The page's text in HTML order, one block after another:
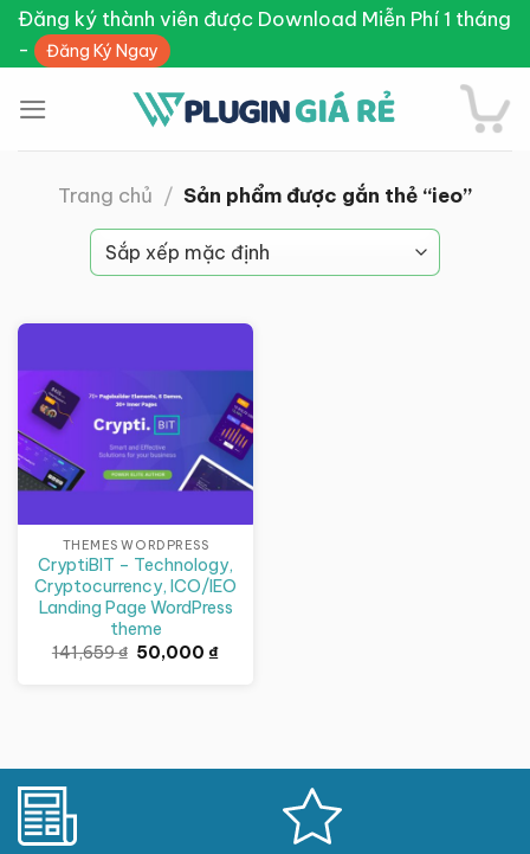
Skip
content
Đăng ký thành viên được Download Miễn Phí 1 tháng
-
Đăng Ký Ngay
Trang chủ / Sản phẩm được gắn thẻ “ieo”
THEMES WORDPRESS
CryptiBIT – Technology,
Cryptocurrency, ICO/IEO
Landing Page WordPress
theme
141,659₫ Giá
gốc
50,000₫Giá